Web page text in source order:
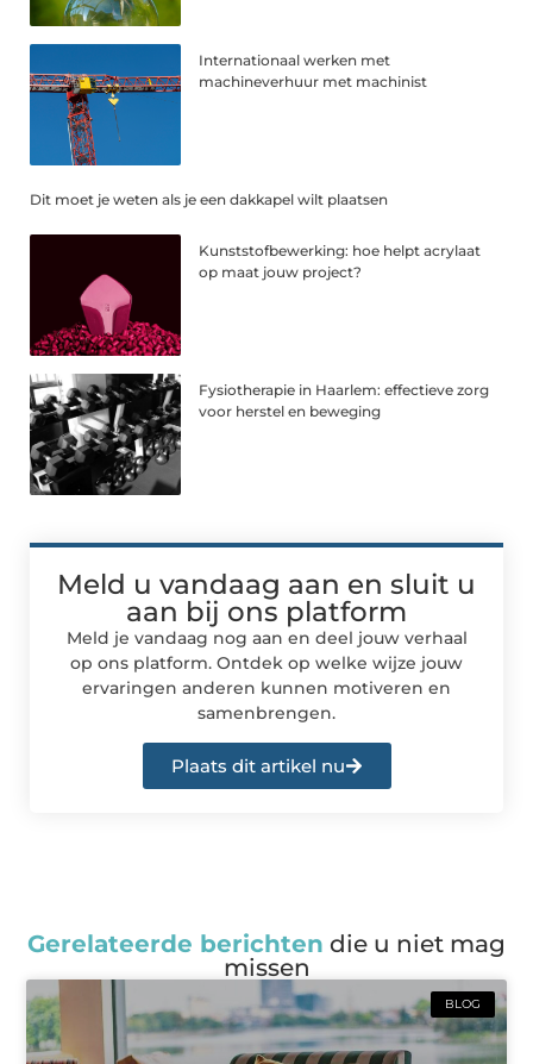
Internationaal werken met
machineverhuur met machinist
Dit moet je weten als je een dakkapel wilt plaatsen
Kunststofbewerking: hoe helpt acrylaat
op maat jouw project?
Fysiotherapie in Haarlem: effectieve zorg
voor herstel en beweging
Meld u vandaag aan en sluit u
aan bij ons platform
Meld je vandaag nog aan en deel jouw verhaal
op ons platform. Ontdek op welke wijze jouw
ervaringen anderen kunnen motiveren en
samenbrengen.
Plaats dit artikel nu
Gerelateerde berichten die u niet mag
missen
BLOG